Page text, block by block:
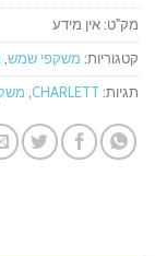
מק"ט: אין מידע
קטגוריות: משקפי שמש
תגיות: CHARLETT